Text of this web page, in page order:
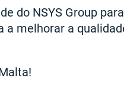
do NSYS Group
a melhorar a